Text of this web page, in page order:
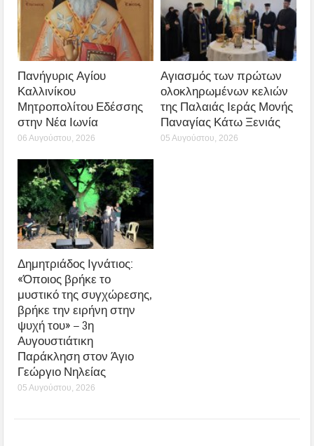
Πανήγυρις Αγίου
Καλλινίκου
Μητροπολίτου Εδέσσης
στην Νέα Ιωνία
06 Αυγούστου, 2026
Αγιασμός των πρώτων
ολοκληρωμένων κελιών
της Παλαιάς Ιεράς Μονής
Παναγίας Κάτω Ξενιάς
05 Αυγούστου, 2026
Δημητριάδος Ιγνάτιος:
«Όποιος βρήκε το
μυστικό της συγχώρεσης,
βρήκε την ειρήνη στην
ψυχή του» – 3η
Αυγουστιάτικη
Παράκληση στον Άγιο
Γεώργιο Νηλείας
05 Αυγούστου, 2026